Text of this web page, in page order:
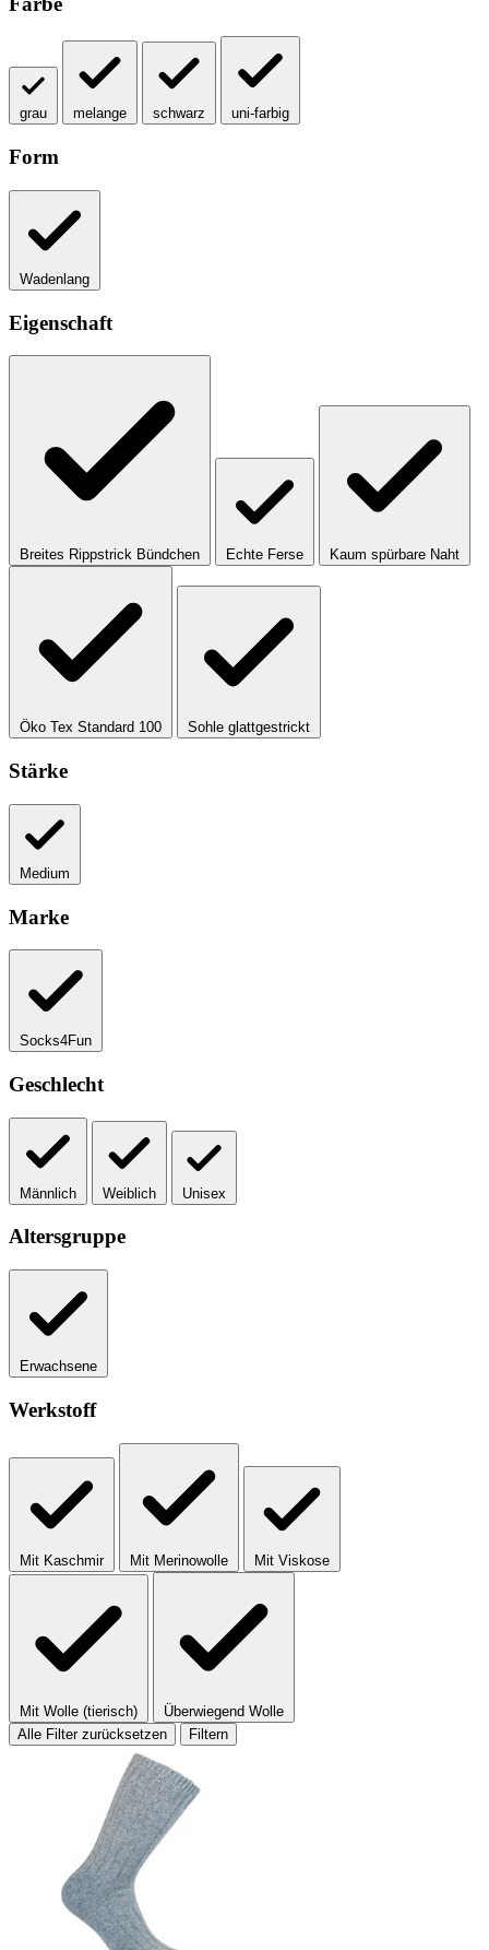
grau melange schwarz uni-farbig
Form
Wadenlang
Eigenschaft
Breites Rippstrick Bündchen Echte Ferse Kaum spürbare Naht
Öko Tex Standard 100 Sohle glattgestrickt
Stärke
Medium
Marke
Socks4Fun
Geschlecht
Männlich Weiblich Unisex
Altersgruppe
Erwachsene
Werkstoff
Mit Kaschmir Mit Merinowolle Mit Viskose
Mit Wolle (tierisch)
Überwiegend Wolle
Alle Filter zurücksetzen
Filtern